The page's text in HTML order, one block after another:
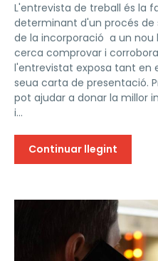
L'entrevista de treball és la
determinant d'un procés de
de la incorporació a un nou
cerca comprovar i
l'entrevistat exposa tant en
seua carta de presentació.
pot ajudar a donar la millor
i...
Continuar llegint